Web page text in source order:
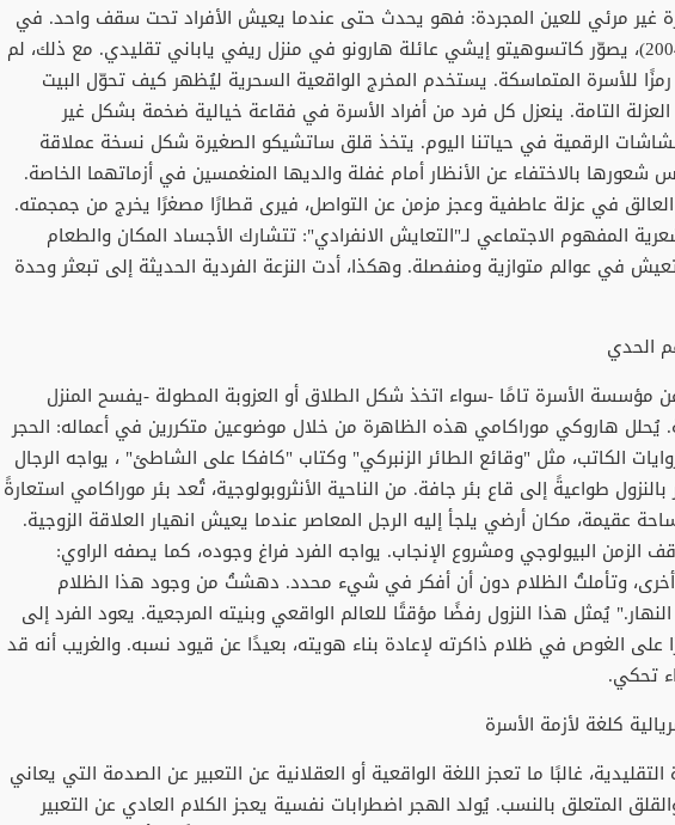
غير مرئي للعين المجردة: فهو يحدث حتى عندما يعيش الأفراد تحت سقف واحد. في
فيلم "مذاق الشاي" (2004)، يصوّر كاتسوهيتو إيشي عائلة هارونو في منزل ريفي ياباني تقليدي. مع ذلك، لم
رمزًا للأسرة المتماسكة. يستخدم المخرج الواقعية السحرية ليُظهر كيف تحوّل البيت
العزلة التامة. ينعزل كل فرد من أفراد الأسرة في فقاعة خيالية ضخمة بشكل غير
الرقمية في حياتنا اليوم. يتخذ قلق ساتشيكو الصغيرة شكل نسخة عملاقة
شعورها بالاختفاء عن الأنظار أمام غفلة والديها المنغمسين في أزماتهما الخاصة.
في عزلة عاطفية وعجز مزمن عن التواصل، فيرى قطارًا مصغرًا يخرج من جمجمته.
المفهوم الاجتماعي لـ"التعايش الانفرادي": تتشارك الأجساد المكان والطعام
في عوالم متوازية ومنفصلة. وهكذا، أدت النزعة الفردية الحديثة إلى تبعثر وحدة
الحدي
مؤسسة الأسرة تامًا -سواء اتخذ شكل الطلاق أو العزوبة المطولة -يفسح المنزل
يُحلل هاروكي موراكامي هذه الظاهرة من خلال موضوعين متكررين في أعماله: الحجر
الكاتب، مثل "وقائع الطائر الزنبركي" وكتاب "كافكا على الشاطئ" ، يواجه الرجال
طواعيةً إلى قاع بئر جافة. من الناحية الأنثروبولوجية، تُعد بئر موراكامي استعارةً
عقيمة، مكان أرضي يلجأ إليه الرجل المعاصر عندما يعيش انهيار العلاقة الزوجية.
الزمن البيولوجي ومشروع الإنجاب. يواجه الفرد فراغ وجوده، كما يصفه الراوي:
أخرى، وتأملتُ الظلام دون أن أفكر في شيء محدد. دهشتُ من وجود هذا الظلام
يُمثل هذا النزول رفضًا مؤقتًا للعالم الواقعي وبنيته المرجعية. يعود الفرد إلى
على الغوص في ظلام ذاكرته لإعادة بناء هويته، بعيدًا عن قيود نسبه. والغريب أنه قد
تحكي.
كلغة لأزمة الأسرة
غالبًا ما تعجز اللغة الواقعية أو العقلانية عن التعبير عن الصدمة التي يعاني
المتعلق بالنسب. يُولد الهجر اضطرابات نفسية يعجز الكلام العادي عن التعبير